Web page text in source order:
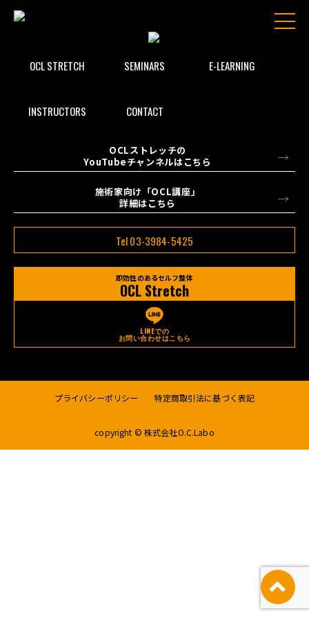
OCL STRETCH SEMINARS E-LEARNING
INSTRUCTORS CONTACT
OCLストレッチの
YouTubeチャンネルはこちら
施術家向け「OCL講座」
詳細はこちら
Tel 03-3984-5425
即効性のあるセルフ整体
OCL Stretch
LINEでの
お問い合わせはこちら
プライバシーポリシー 特定商取引法に基づく表記
copyright © 株式会社O.C.Labo